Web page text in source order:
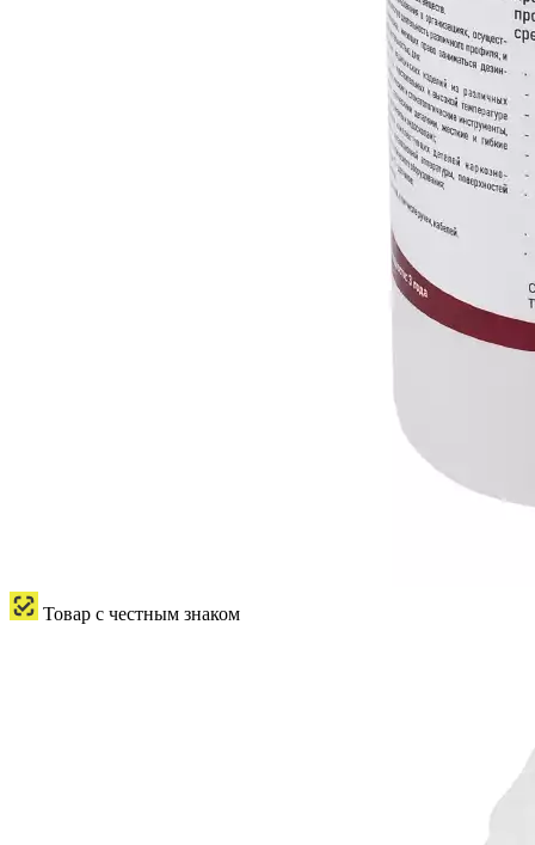
Товар с честным знаком